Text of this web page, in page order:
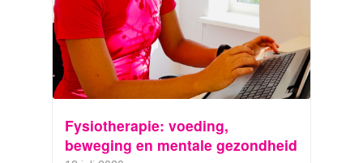
Fysiotherapie: voeding,
beweging en mentale gezondheid